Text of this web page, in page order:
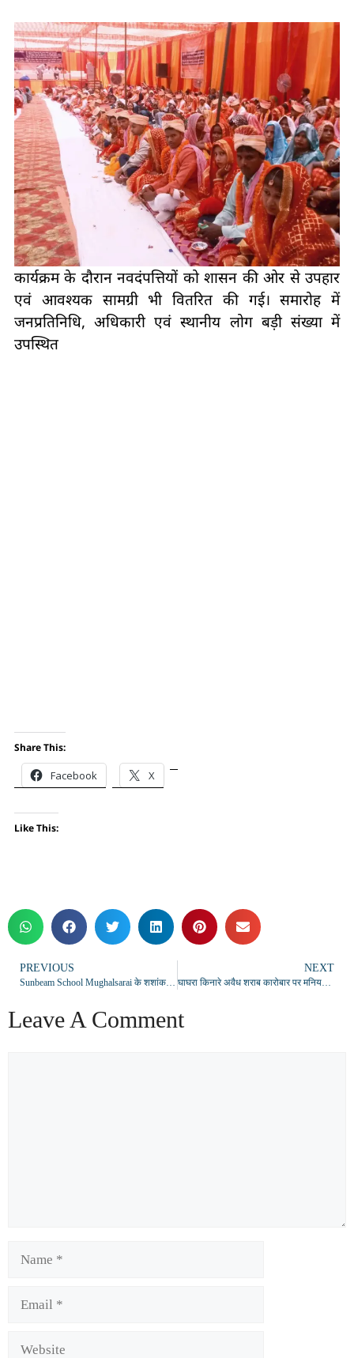
कार्यक्रम के दौरान नवदंपत्तियों को शासन की ओर से उपहार
एवं आवश्यक सामग्री भी वितरित की गई। समारोह में
जनप्रतिनिधि, अधिकारी एवं स्थानीय लोग बड़ी संख्या में
उपस्थित
Share This:
Facebook X
Like This:
PREVIOUS
Sunbeam School Mughalsarai के शशांक मौर्य ने 99 प्रतिशत अंक के साथ किया चंदौली टॉप, सीबीएसई 12वीं परिणाम में विद्यालय ने रचा सफलता का नया इतिहास
NEXT
घाघरा किनारे अवैध शराब कारोबार पर मनियर पुलिस की बड़ी कार्रवाई, 5000 लीटर लहन व भट्टियां नष्ट
Leave A Comment